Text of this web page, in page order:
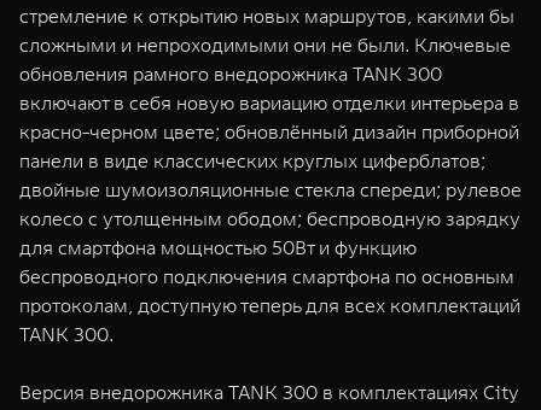
стремление к открытию новых маршрутов, какими бы
сложными и непроходимыми они не были. Ключевые
обновления рамного внедорожника TANK 300
включают в себя новую вариацию отделки интерьера в
красно-черном цвете; обновлённый дизайн приборной
панели в виде классических круглых циферблатов;
двойные шумоизоляционные стекла спереди; рулевое
колесо с утолщенным ободом; беспроводную зарядку
для смартфона мощностью 50Вт и функцию
беспроводного подключения смартфона по основным
протоколам, доступную теперь для всех комплектаций
TANK 300.
Версия внедорожника TANK 300 в комплектациях City